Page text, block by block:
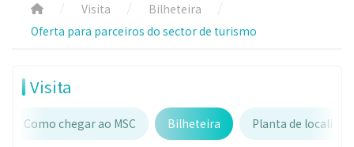
Visita
Bilheteira
Oferta para parceiros do sector de turismo
Visita
Como chegar ao MSC Bilheteira Planta de